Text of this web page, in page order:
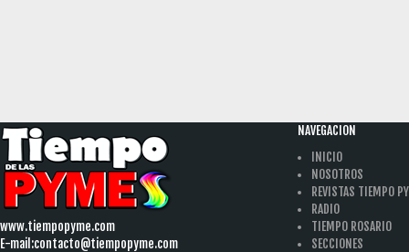
www.tiempopyme.com
E-mail:contacto@tiempopyme.com
NAVEGACION
INICIO
NOSOTROS
REVISTAS TIEMPO
RADIO
TIEMPO ROSARIO
SECCIONES